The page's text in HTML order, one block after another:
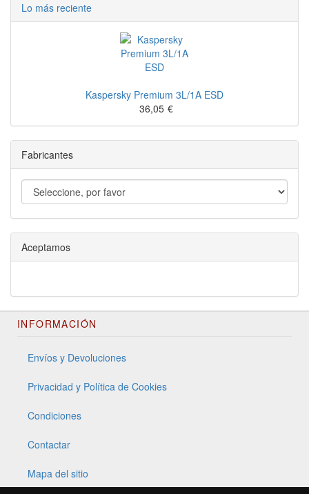
Lo más reciente
Kaspersky Premium 3L/1A ESD
36,05 €
Fabricantes
Aceptamos
INFORMACIÓN
Envíos y Devoluciones
Privacidad y Política de Cookies
Condiciones
Contactar
Mapa del sitio